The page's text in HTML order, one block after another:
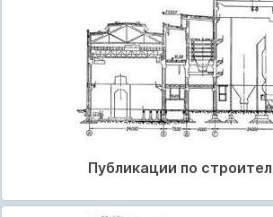
Публикации по